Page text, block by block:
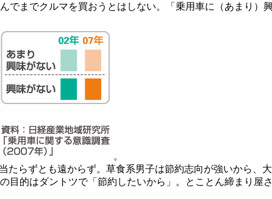
でまでクルマを買おうとはしない。「乗用車に（あまり）
。
たらずとも遠からず。草食系男子は節約志向が強いから
目的はダントツで「節約したいから」。とことん締まり屋さ